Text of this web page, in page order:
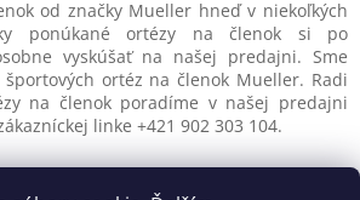
k
y
v
ý
p
i
u
od značky Mueller hneď v niekoľkých
ponúkané ortézy na členok si po
vyskúšať na našej predajni. Sme
ortéz na členok Mueller. Radi
na členok poradíme v našej predajni
linke +421 902 303 104.